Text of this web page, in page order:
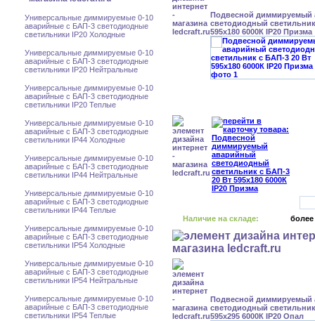
Универсальные диммируемые 0-10
аварийные с БАП-3 светодиодные
светильники IP20 Холодные
Универсальные диммируемые 0-10
аварийные с БАП-3 светодиодные
светильники IP20 Нейтральные
Универсальные диммируемые 0-10
аварийные с БАП-3 светодиодные
светильники IP20 Теплые
Универсальные диммируемые 0-10
аварийные с БАП-3 светодиодные
светильники IP44 Холодные
Универсальные диммируемые 0-10
аварийные с БАП-3 светодиодные
светильники IP44 Нейтральные
Универсальные диммируемые 0-10
аварийные с БАП-3 светодиодные
светильники IP44 Теплые
Универсальные диммируемые 0-10
аварийные с БАП-3 светодиодные
светильники IP54 Холодные
Универсальные диммируемые 0-10
аварийные с БАП-3 светодиодные
светильники IP54 Нейтральные
Универсальные диммируемые 0-10
аварийные с БАП-3 светодиодные
светильники IP54 Теплые
Подвесной диммируемый
светодиодный
595x180 6000К IP20 Призма
Наличие на складе: более
Подвесной диммируемый
светодиодный
595x295 6000К IP20 Опал